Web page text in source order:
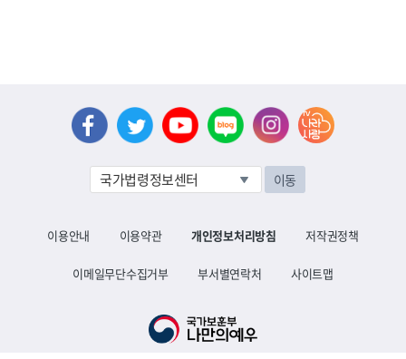
이용안내 이용약관 개인정보처리방침 저작권정책
이메일무단수집거부 부서별연락처 사이트맵
이동